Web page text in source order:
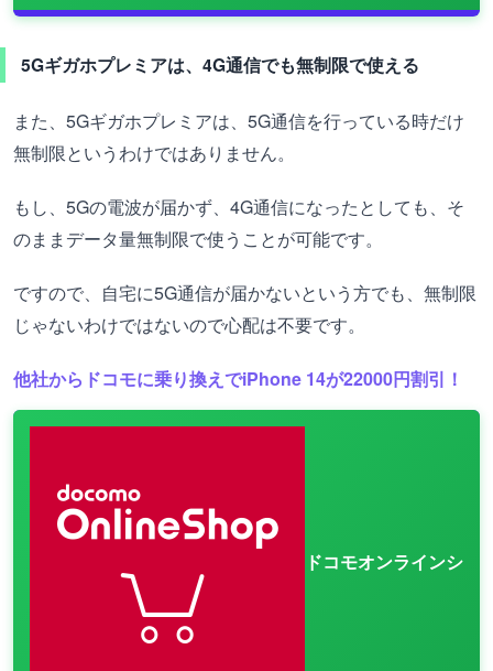
5Gギガホプレミアは、4G通信でも無制限で使える
また、5Gギガホプレミアは、5G通信を行っている時だけ
無制限というわけではありません。
もし、5Gの電波が届かず、4G通信になったとしても、そ
のままデータ量無制限で使うことが可能です。
ですので、自宅に5G通信が届かないという方でも、無制限
じゃないわけではないので心配は不要です。
他社からドコモに乗り換えでiPhone 14が22000円割引！
ドコモオンラインシ